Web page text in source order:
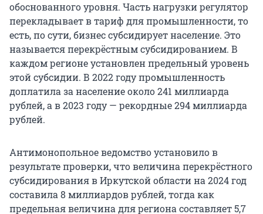
обоснованного уровня. Часть нагрузки регулятор
перекладывает в тариф для промышленности, то
есть, по сути, бизнес субсидирует население. Это
называется перекрёстным субсидированием. В
каждом регионе установлен предельный уровень
этой субсидии. В 2022 году промышленность
доплатила за население около 241 миллиарда
рублей, а в 2023 году — рекордные 294 миллиарда
рублей.
Антимонопольное ведомство установило в
результате проверки, что величина перекрёстного
субсидирования в Иркутской области на 2024 год
составила 8 миллиардов рублей, тогда как
предельная величина для региона составляет 5,7